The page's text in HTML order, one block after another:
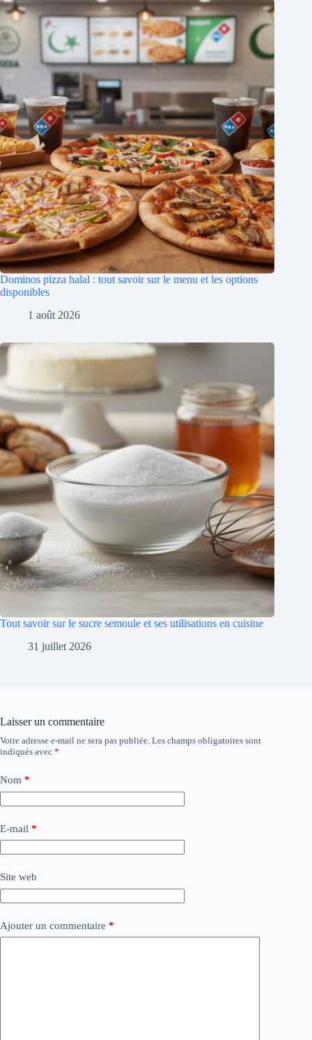
Dominos pizza halal : tout savoir sur le menu et les options
disponibles
1 août 2026
Tout savoir sur le sucre semoule et ses utilisations en cuisine
31 juillet 2026
Laisser un commentaire
Votre adresse e-mail ne sera pas publiée. Les champs obligatoires sont
indiqués avec *
Nom *
E-mail *
Site web
Ajouter un commentaire *